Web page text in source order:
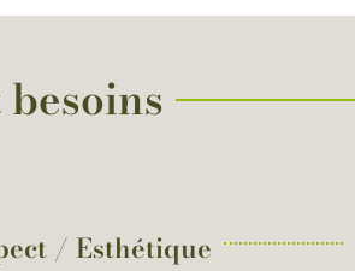
/ Esthétique